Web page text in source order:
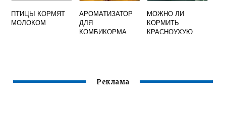
ПТИЦЫ КОРМЯТ
МОЛОКОМ
АРОМАТИЗАТОР
ДЛЯ
КОМБИКОРМА
МОЖНО ЛИ
КОРМИТЬ
КРАСНОУХУЮ
Реклама